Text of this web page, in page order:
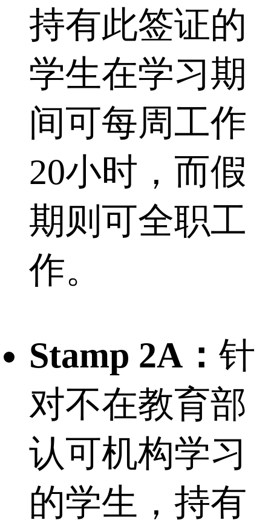
持有此签证的
学生在学习期
间可每周工作
20小时，而假
期则可全职工
作。
Stamp 2A： 针
对不在教育部
认可机构学习
的学生，持有